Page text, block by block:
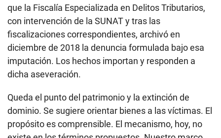
que la Fiscalía Especializada en Delitos Tributarios,
con intervención de la SUNAT y tras las
fiscalizaciones correspondientes, archivó en
diciembre de 2018 la denuncia formulada bajo esa
imputación. Los hechos importan y responden a
dicha aseveración.
Queda el punto del patrimonio y la extinción de
dominio. Se sugiere orientar bienes a las víctimas. El
propósito es comprensible. El mecanismo, hoy, no